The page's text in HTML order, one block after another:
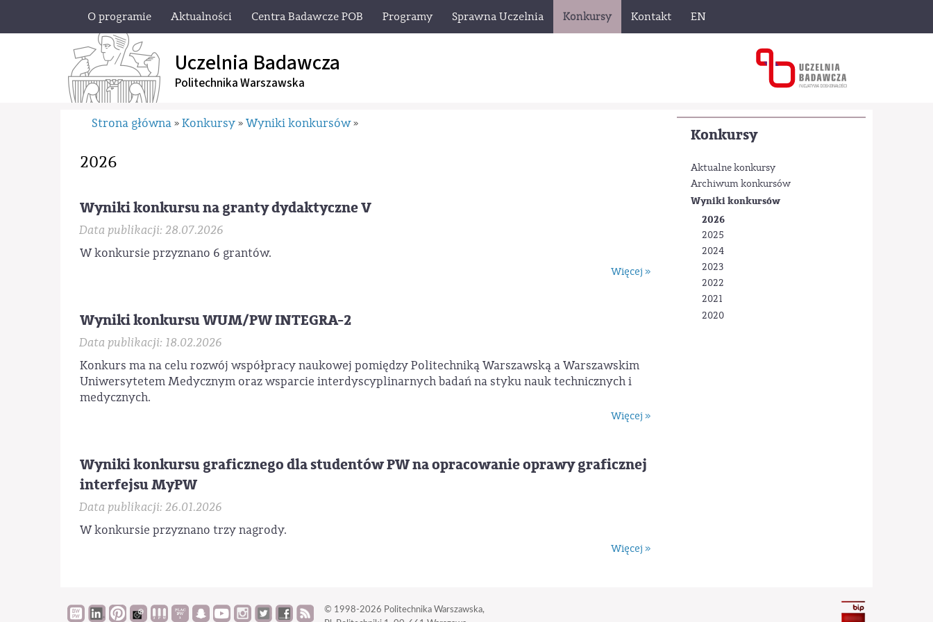
O programie Aktualności Centra Badawcze POB Programy Sprawna Uczelnia Konkursy Kontakt EN
Uczelnia Badawcza
Politechnika Warszawska
Konkursy
Aktualne konkursy
Archiwum konkursów
Wyniki konkursów
2026
2025
2024
2023
2022
2021
2020
Strona główna » Konkursy » Wyniki konkursów »
2026
Wyniki konkursu na granty dydaktyczne V
Data publikacji: 28.07.2026
W konkursie przyznano 6 grantów.
Więcej »
Wyniki konkursu WUM/PW INTEGRA-2
Data publikacji: 18.02.2026
Konkurs ma na celu rozwój współpracy naukowej pomiędzy Politechniką Warszawską a Warszawskim
Uniwersytetem Medycznym oraz wsparcie interdyscyplinarnych badań na styku nauk technicznych i
medycznych.
Więcej »
Wyniki konkursu graficznego dla studentów PW na opracowanie oprawy graficznej
interfejsu MyPW
Data publikacji: 26.01.2026
W konkursie przyznano trzy nagrody.
Więcej »
© 1998-2026 Politechnika Warszawska,